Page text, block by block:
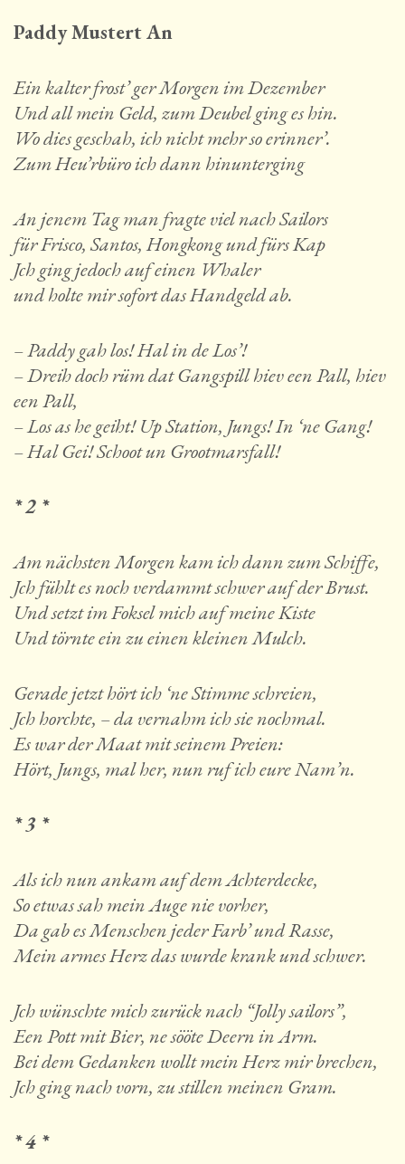
Paddy Mustert An
Ein kalter frost’ ger Morgen im Dezember
Und all mein Geld, zum Deubel ging es hin.
Wo dies geschah, ich nicht mehr so erinner’.
Zum Heu’rbüro ich dann hinunterging
An jenem Tag man fragte viel nach Sailors
für Frisco, Santos, Hongkong und fürs Kap
Jch ging jedoch auf einen Whaler
und holte mir sofort das Handgeld ab.
– Paddy gah los! Hal in de Los’!
– Dreih doch rüm dat Gangspill hiev een Pall, hiev
een Pall,
– Los as he geiht! Up Station, Jungs! In ‘ne Gang!
– Hal Gei! Schoot un Grootmarsfall!
* 2 *
Am nächsten Morgen kam ich dann zum Schiffe,
Jch fühlt es noch verdammt schwer auf der Brust.
Und setzt im Foksel mich auf meine Kiste
Und törnte ein zu einen kleinen Mulch.
Gerade jetzt hört ich ‘ne Stimme schreien,
Jch horchte, – da vernahm ich sie nochmal.
Es war der Maat mit seinem Preien:
Hört, Jungs, mal her, nun ruf ich eure Nam’n.
* 3 *
Als ich nun ankam auf dem Achterdecke,
So etwas sah mein Auge nie vorher,
Da gab es Menschen jeder Farb’ und Rasse,
Mein armes Herz das wurde krank und schwer.
Jch wünschte mich zurück nach “Jolly sailors”,
Een Pott mit Bier, ne sööte Deern in Arm.
Bei dem Gedanken wollt mein Herz mir brechen,
Jch ging nach vorn, zu stillen meinen Gram.
* 4 *